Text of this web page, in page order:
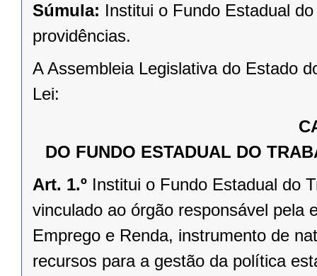
Súmula: Institui o Fundo Estadual
providências.
A Assembleia Legislativa do Estado
Lei:
DO FUNDO ESTADUAL DO
Art. 1.º Institui o Fundo Estadual do
vinculado ao órgão responsável pela
Emprego e Renda, instrumento de
recursos para a gestão da política